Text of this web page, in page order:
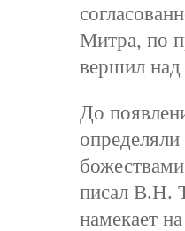
Митра, по
вершил над
До
писал В.Н.
намекает